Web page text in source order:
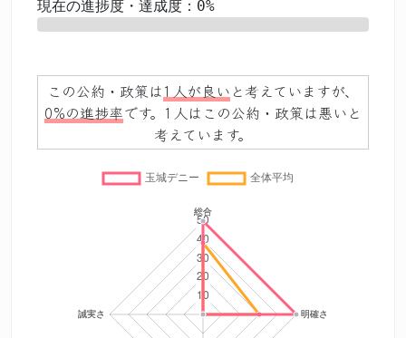
現在の進捗度・達成度：0%
この公約・政策は1人が良い と考えていますが、
0%の進捗率です。1人はこの公約・政策は悪いと
考えています。